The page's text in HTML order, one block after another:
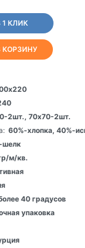
1 КЛИК
КОРЗИНУ
2шт., 70х70-2шт.
60%-хлопка, 40%-
шелк
м/кв.
40 градусов
упаковка